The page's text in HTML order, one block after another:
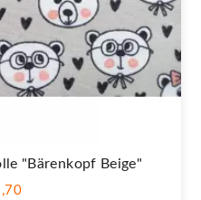
"Bärenkopf Beige"